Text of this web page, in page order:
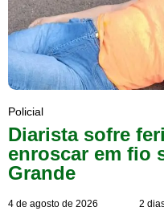
Policial
Diarista sofre
enroscar em fio
Grande
4 de agosto de 2026 2